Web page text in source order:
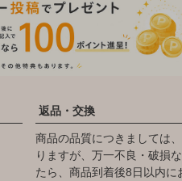
返品・交換
商品の品質につきましては
りますが、万一不良・破損
たら、商品到着後8日以内に